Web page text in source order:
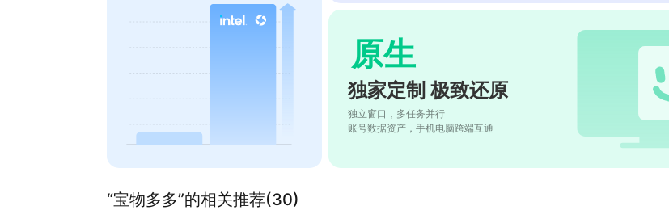
原生
独家定制 极致还原
独立窗口，多任务并行
账号数据资产，手机电脑跨端互通
“宝物多多”的相关推荐(30)